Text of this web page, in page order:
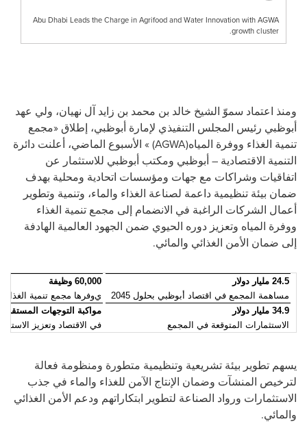
Abu Dhabi Leads the Charge in Agrifood and Water Innovation with AGWA
growth cluster.
ومنذ اعتماد سموّ الشيخ خالد بن محمد بن زايد آل نهيان، ولي عهد
أبوظبي رئيس المجلس التنفيذي لإمارة أبوظبي، إطلاق «مجمع
تنمية الغذاء ووفرة المياه(AGWA)» الأسبوع الماضي، أعلنت دائرة
التنمية الاقتصادية – أبوظبي ومكتب أبوظبي للاستثمار عن
اتفاقيات وشراكات مع جهات ومؤسسات اتحادية ومحلية بهدف
ضمان بيئة تنظيمية داعمة لصناعة الغذاء والماء، وتنمية وتطوير
أعمال الشركات الراغبة في الانضمام إلى مجمع تنمية الغذاء
ووفرة المياه وتعزيز دوره الحيوي ضمن الجهود العالمية الهادفة
إلى ضمان الأمن الغذائي والمائي.
24.5 مليار دولار
مساهمة المجمع في اقتصاد أبوظبي بحلول 2045
60,000 وظيفة
يوفرها مجمع تنمية الغذاء
34.9 مليار دولار
الاستثمارات المتوقعة في المجمع
مواكبة التوجهات
في الاقتصاد وتعزيز
يسهم تطوير بيئة تشريعية وتنظيمية متطورة ومنظومة فعالة
لترخيص المنشآت وضمان الإنتاج الآمن للغذاء والماء في جذب
الاستثمارات ورواد الصناعة لتطوير ابتكاراتهم ودعم الأمن الغذائي
والمائي.